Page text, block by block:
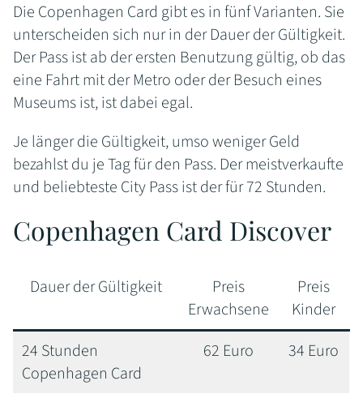
Die Copenhagen Card gibt es in fünf Varianten. Sie
unterscheiden sich nur in der Dauer der Gültigkeit.
Der Pass ist ab der ersten Benutzung gültig, ob das
eine Fahrt mit der Metro oder der Besuch eines
Museums ist, ist dabei egal.
Je länger die Gültigkeit, umso weniger Geld
bezahlst du je Tag für den Pass. Der meistverkaufte
und beliebteste City Pass ist der für 72 Stunden.
Copenhagen Card Discover
Dauer der Gültigkeit
Preis
Erwachsene
Preis
Kinder
24 Stunden
Copenhagen Card
62 Euro 34 Euro